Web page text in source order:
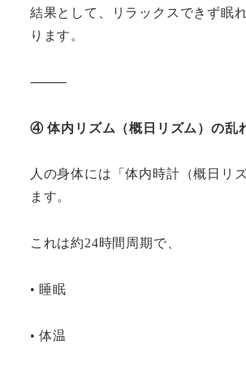
結果として、リラックスできず眠
ります。
⸻
④ 体内リズム（概日リズム）の乱
人の身体には「体内時計（概日リ
ます。
これは約24時間周期で、
• 睡眠
• 体温